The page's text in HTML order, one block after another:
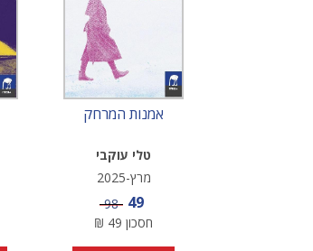
אמנות המרחק
טלי עוקבי
מרץ-2025
מחיר מבצע
49 מחיר
98
חסכון 49
₪